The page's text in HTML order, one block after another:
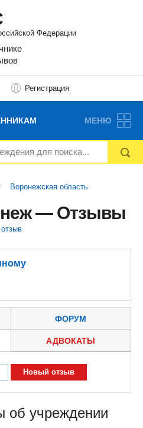
Федерации
Регистрация
МЕНЮ
Воронежская область
— Отзывы
ФОРУМ
АДВОКАТЫ
Новый отзыв
об учреждении